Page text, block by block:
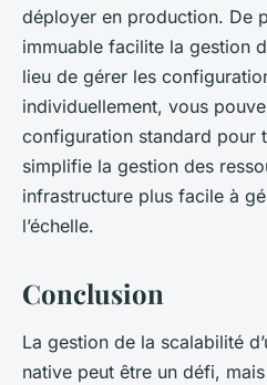
déployer en production. De
immuable facilite la gestion
lieu de gérer les
individuellement, vous
configuration standard pour
simplifie la gestion des
infrastructure plus facile à
l’échelle.
Conclusion
La gestion de la scalabilité
native peut être un défi,